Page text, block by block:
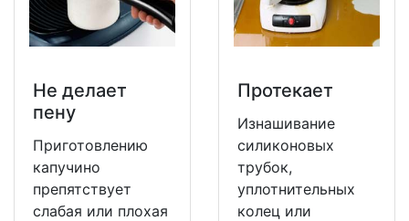
Не делает
пену
Приготовлению
капучино
препятствует
слабая или плохая
Протекает
Изнашивание
силиконовых
трубок,
уплотнительных
колец или